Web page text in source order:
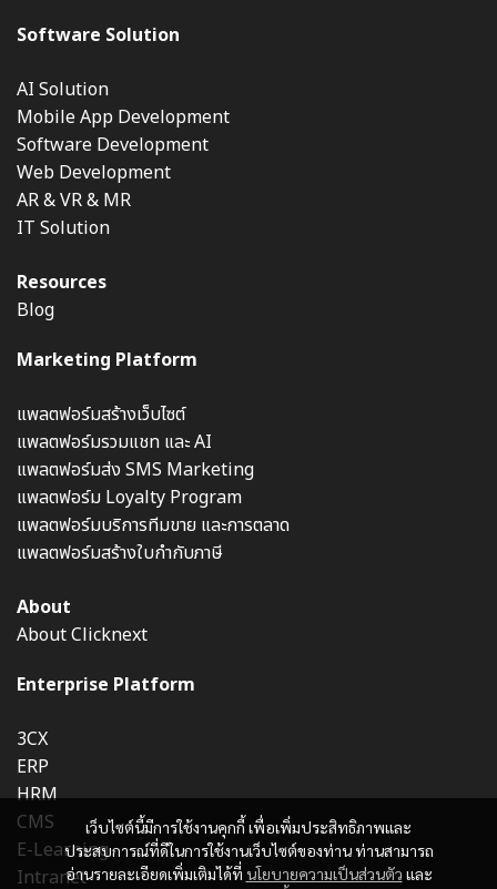
เว็บไซต์นี้มีการใช้งานคุกกี้ เพื่อเพิ่มประสิทธิภาพและ
ประสบการณ์ที่ดีในการใช้งานเว็บไซต์ของท่าน ท่านสามารถ
อ่านรายละเอียดเพิ่มเติมได้ที่ นโยบายความเป็นส่วนตัว และ
Software Solution
AI Solution
Mobile App Development
Software Development
Web Development
AR & VR & MR
IT Solution
Resources
Blog
Marketing Platform
แพลตฟอร์มสร้างเว็บไซต์
แพลตฟอร์มรวมแชท และ AI
แพลตฟอร์มส่ง SMS Marketing
แพลตฟอร์ม Loyalty Program
แพลตฟอร์มบริการทีมขาย และการตลาด
แพลตฟอร์มสร้างใบกำกับภาษี
About
About Clicknext
Enterprise Platform
3CX
ERP
HRM
CMS
E-Learning
Intranet